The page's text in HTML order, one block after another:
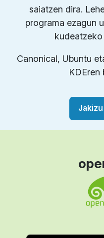
saiatzen dira.
programa ezagun
Canonical, Ubuntu
KDEren